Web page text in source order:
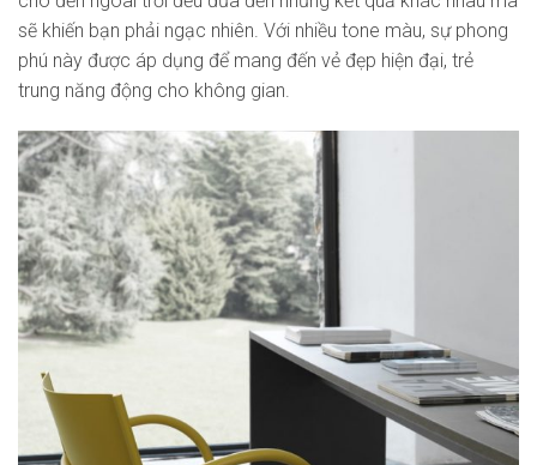
sẽ khiến bạn phải ngạc nhiên. Với nhiều tone màu, sự phong
phú này được áp dụng để mang đến vẻ đẹp hiện đại, trẻ
trung năng động cho không gian.